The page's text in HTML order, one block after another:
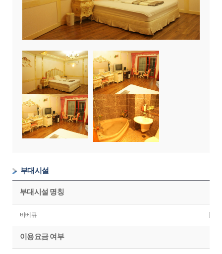
부대시설
부대시설 명칭
바베큐
이용요금 여부